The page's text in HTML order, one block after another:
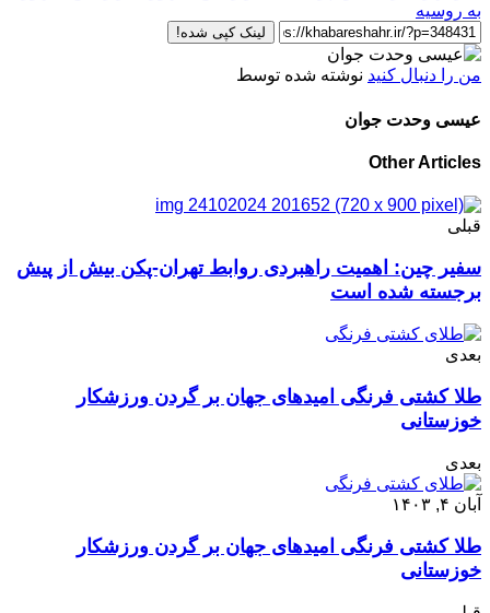
به روسیه
لینک کپی شده!
من را دنبال کنید نوشته شده توسط
عیسی وحدت جوان
Other Articles
قبلی
سفیر چین: اهمیت راهبردی روابط تهران-پکن بیش از پیش
برجسته شده است
بعدی
طلا کشتی فرنگی امیدهای جهان بر گردن ورزشکار
خوزستانی
بعدی
آبان ۴, ۱۴۰۳
طلا کشتی فرنگی امیدهای جهان بر گردن ورزشکار
خوزستانی